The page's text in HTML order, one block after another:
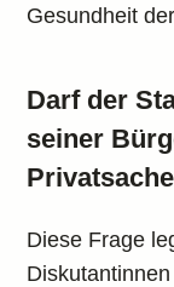
Gesundheit
Darf der
seiner
Diese Frage